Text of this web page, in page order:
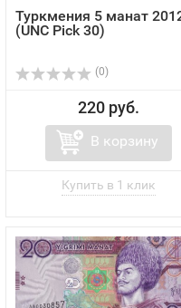
Туркмения 5 манат
(UNC Pick 30)
(0)
220 руб.
В корзину